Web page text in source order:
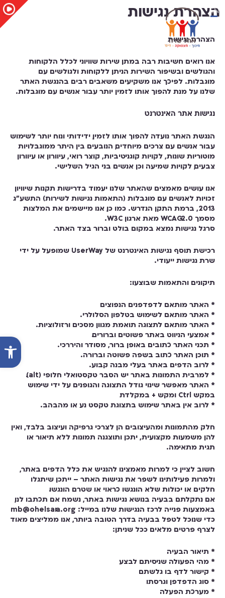
פתח
EN
הצהרת נגישות
הצהרת נגישות
אנו רואים חשיבות רבה במתן שירות שוויוני לכלל הלקוחות
והגולשים ובשיפור השירות הניתן ללקוחות ולגולשים עם
מוגבלות. לפיכך אנו משקיעים משאבים רבים בהנגשת האתר
שלנו על מנת להפוך אותו לזמין יותר עבור אנשים עם מוגבלות.
נגישות אתר האינטרנט
הנגשת האתר נועדה להפוך אותו לזמין, ידידותי ונוח יותר לשימוש
עבור אנשים עם צרכים מיוחדים, הנובעים בין היתר ממוגבלויות
מוטוריות שונות, לקויות קוגניטיביות, קוצר רואי, עיוורון או עיוורון
צבעים, לקויות שמיעה וכן אנשים בני הגיל השלישי.
אנו עושים מאמצים שהאתר שלנו יעמוד בדרישות תקנות שיוויון
זכויות לאנשים עם מוגבלות (התאמות נגישות לשירות) התשע”ג
2013, ברמת התקן הנדרש. כמו כן, אנו מיישמים את המלצות
מסמך WCAG2.0 מאת ארגון W3C.
סרגל נגישות נמצא במקום בולט וברור בצד האתר.
רכישת תוסף נגישות האינטרנט של UserWay שמופעל על ידי
שרת נגישות ייעודי.
תיקונים והתאמות שבוצעו:
* האתר מותאם לדפדפנים הנפוצים
* האתר מותאם לשימוש בטלפון הסלולרי.
* האתר מותאם לתצוגה תואמת מגוון מסכים ורזולוציות.
* אמצעי הניווט באתר פשוטים וברורים.
* תכני האתר כתובים באופן ברור, מסודר והיררכי.
* תוכן האתר כתוב בשפה פשוטה וברורה.
* לרוב הדפים באתר בעלי מבנה קבוע.
* למרבית התמונות באתר יש הסבר טקסטואלי חלופי (alt).
* האתר מאפשר שינוי גודל התצוגה והגופנים על ידי שימוש
במקש Ctrl ומקש + במקלדת
* לרוב אין באתר שימוש בתצוגת טקסט נע או מהבהב.
חלק מהתמונות ומהעיצובים הן לצרכי גרפיקה ועיצוב בלבד, ואין
להן משמעות מקצועית, יתכן ותוצגנה תמונות ללא תיאור או
תגית מתאימה.
חשוב לציין, כי למרות מאמצינו להנגיש את כלל הדפים באתר,
ולמרות פעילותינו לשפר את נגישות האתר – ייתכן שיתגלו
חלקים או יכולות שלא הונגשו כראוי או שטרם הונגשו.
אם נתקלתם בבעיה בנושא נגישות באתר, נשמח אם תכתבו לנו,
באמצעות פנייה לרכז הנגישות שלנו במייל: mb@ohelsara.org
כדי שנוכל לטפל בבעיה בדרך הטובה ביותר, אנו ממליצים מאוד
לצרף פרטים מלאים ככל שניתן:
* תיאור הבעיה
* מהי הפעולה שניסיתם לבצע
* קישור לדף בו גלשתם
* סוג הדפדפן וגרסתו
* מערכת הפעלה